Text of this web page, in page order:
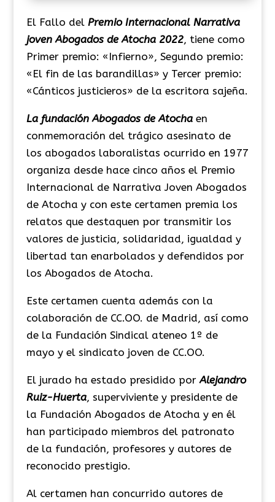
El Fallo del Premio Internacional Narrativa
joven Abogados de Atocha 2022, tiene como
Primer premio: «Infierno», Segundo premio:
«El fin de las barandillas» y Tercer premio:
«Cánticos justicieros» de la escritora sajeña.
La fundación Abogados de Atochaen
conmemoración del trágico asesinato de
los abogados laboralistas ocurrido en 1977
organiza desde hace cinco años el Premio
Internacional de Narrativa Joven Abogados
de Atocha y con este certamen premia los
relatos que destaquen por transmitir los
valores de justicia, solidaridad, igualdad y
libertad tan enarbolados y defendidos por
los Abogados de Atocha.
Este certamen cuenta además con la
colaboración de CC.OO. de Madrid, así como
de la Fundación Sindical ateneo 1º de
mayo y el sindicato joven de CC.OO.
El jurado ha estado presidido porAlejandro
Ruiz-Huerta, superviviente y presidente de
la Fundación Abogados de Atocha y en él
han participado miembros del patronato
de la fundación, profesores y autores de
reconocido prestigio.
Al certamen han concurrido autores de